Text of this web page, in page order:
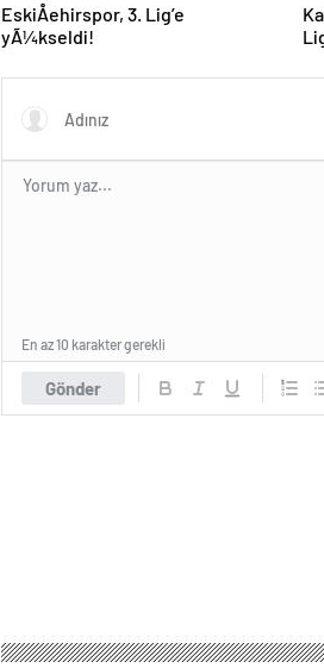
EskiÅehirspor, 3. Lig’e
yÃ¼kseldi!
Gönder
En az 10 karakter gerekli